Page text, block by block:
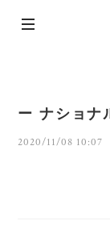
ー ナショナ
2020/11/08 10:07